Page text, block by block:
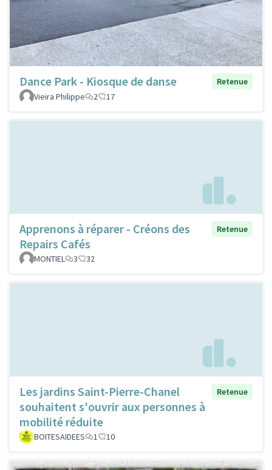
Dance Park - Kiosque de danse
Retenue
Vieira Philippe
2 17
Apprenons à réparer - Créons des
Repairs Cafés
Retenue
MONTIEL 3 32
Les jardins Saint-Pierre-Chanel
souhaitent s'ouvrir aux personnes à
mobilité réduite
Retenue
BOITESAIDEES 1 10